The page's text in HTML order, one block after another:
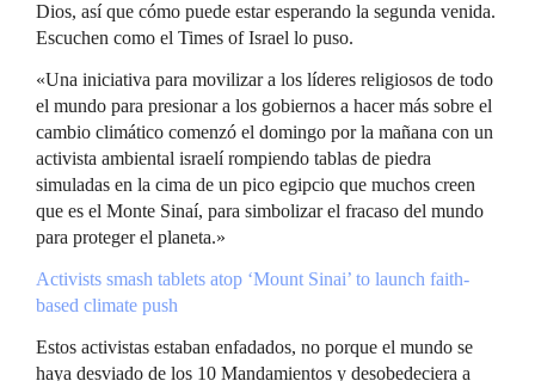
Dios, así que cómo puede estar esperando la segunda venida.
Escuchen como el Times of Israel lo puso.
«Una iniciativa para movilizar a los líderes religiosos de todo
el mundo para presionar a los gobiernos a hacer más sobre el
cambio climático comenzó el domingo por la mañana con un
activista ambiental israelí rompiendo tablas de piedra
simuladas en la cima de un pico egipcio que muchos creen
que es el Monte Sinaí, para simbolizar el fracaso del mundo
para proteger el planeta.»
Activists smash tablets atop ‘Mount Sinai’ to launch faith-
based climate push
Estos activistas estaban enfadados, no porque el mundo se
haya desviado de los 10 Mandamientos y desobedeciera a